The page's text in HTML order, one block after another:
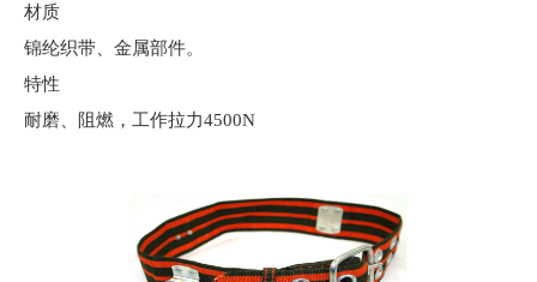
材质
锦纶织带、金属部件。
特性
耐磨、阻燃，工作拉力4500N